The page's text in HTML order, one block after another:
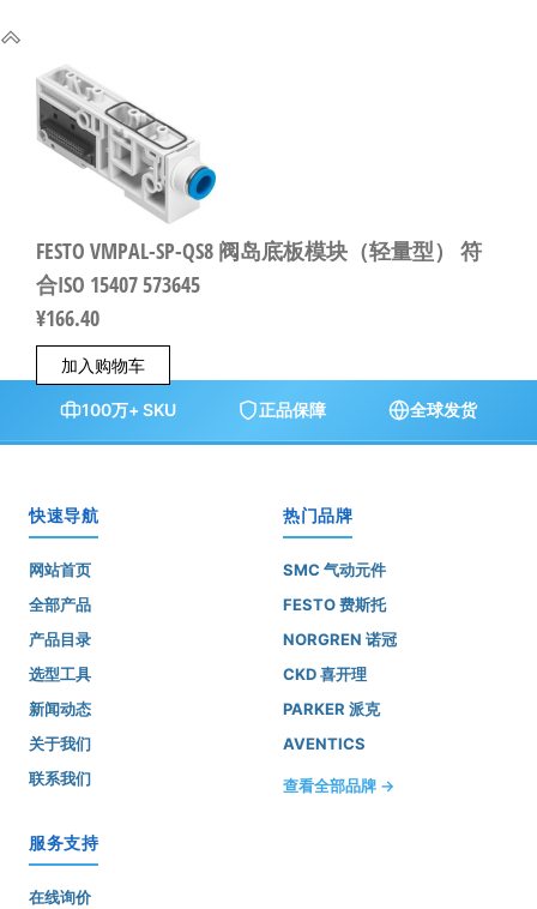
FESTO VMPAL-SP-QS8 阀岛底板模块（轻量型） 符
合ISO 15407 573645
¥166.40
加入购物车
100万+ SKU 正品保障 全球发货
快速导航
网站首页
全部产品
产品目录
选型工具
新闻动态
关于我们
联系我们
热门品牌
SMC 气动元件
FESTO 费斯托
NORGREN 诺冠
CKD 喜开理
PARKER 派克
AVENTICS
查看全部品牌 →
服务支持
在线询价